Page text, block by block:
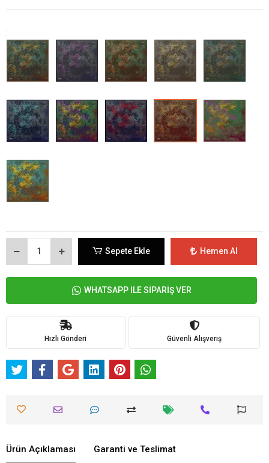
:
Sepete Ekle Hemen Al
WHATSAPP İLE SİPARİŞ VER
Hızlı Gönderi Güvenli Alışveriş
Ürün Açıklaması Garanti ve Teslimat